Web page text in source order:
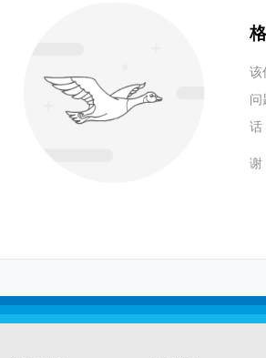
该
问
话
谢